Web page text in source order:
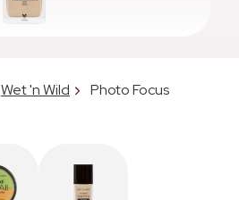
Wet 'n Wild Photo Focus